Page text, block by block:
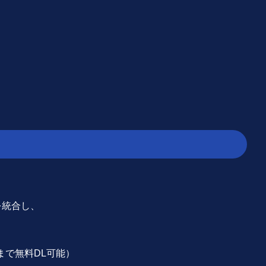
合し、
無料DL可能）